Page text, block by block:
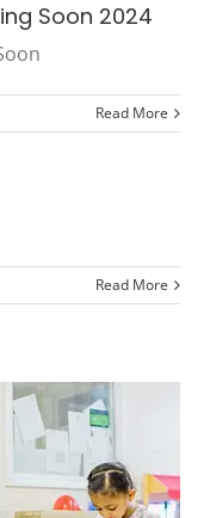
Soon 2024
Read More
Read More